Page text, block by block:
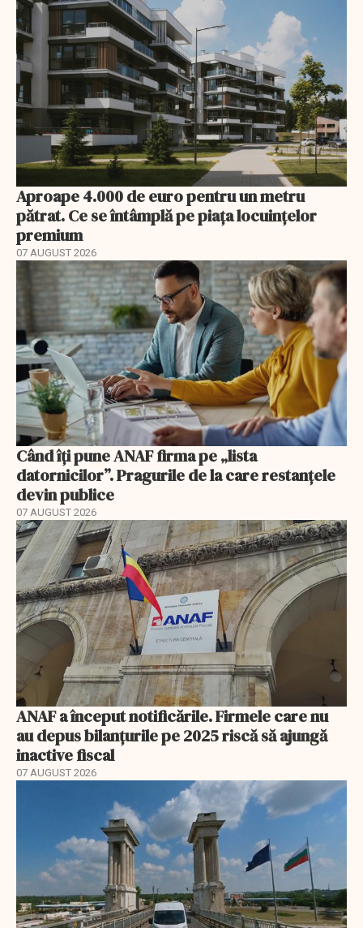
Aproape 4.000 de euro pentru un metru
pătrat. Ce se întâmplă pe piața locuințelor
premium
07 AUGUST 2026
Când îți pune ANAF firma pe „lista
datornicilor”. Pragurile de la care restanțele
devin publice
07 AUGUST 2026
ANAF a început notificările. Firmele care nu
au depus bilanțurile pe 2025 riscă să ajungă
inactive fiscal
07 AUGUST 2026